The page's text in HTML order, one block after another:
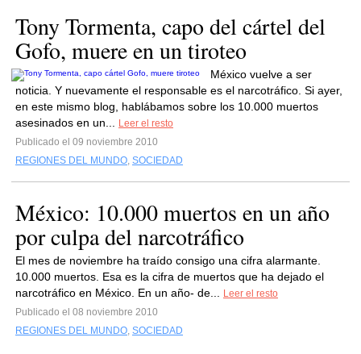
Tony Tormenta, capo del cártel del
Gofo, muere en un tiroteo
México vuelve a ser
noticia. Y nuevamente el responsable es el narcotráfico. Si ayer,
en este mismo blog, hablábamos sobre los 10.000 muertos
asesinados en un...
Leer el resto
Publicado el 09 noviembre 2010
REGIONES DEL MUNDO, SOCIEDAD
México: 10.000 muertos en un año
por culpa del narcotráfico
El mes de noviembre ha traído consigo una cifra alarmante.
10.000 muertos. Esa es la cifra de muertos que ha dejado el
narcotráfico en México. En un año- de...
Leer el resto
Publicado el 08 noviembre 2010
REGIONES DEL MUNDO, SOCIEDAD